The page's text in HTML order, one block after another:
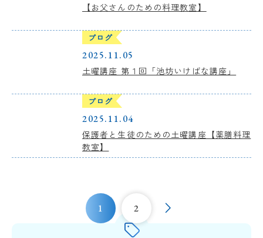
【お父さんのための料理教室】
ブログ
2025.11.05
土曜講座 第１回「池坊いけばな講座」
ブログ
2025.11.04
保護者と生徒のための土曜講座【薬膳料理
教室】
1 2